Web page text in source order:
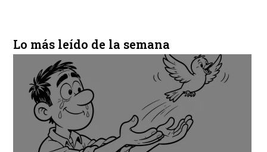
Lo más leído de la semana